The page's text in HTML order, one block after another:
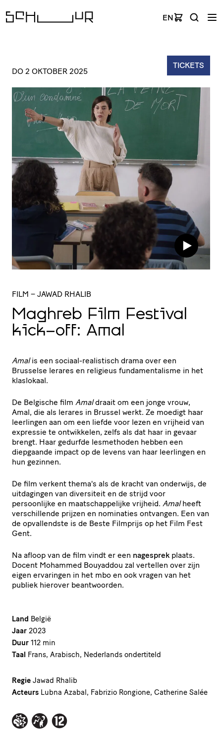
EN
TICKETS
DO 2 OKTOBER 2025
FILM – JAWAD RHALIB
Maghreb Film Festival
kick-off: Amal
Amalis een sociaal-realistisch drama over een
Brusselse lerares en religieus fundamentalisme in het
klaslokaal.
De Belgische film Amaldraait om een jonge vrouw,
Amal, die als lerares in Brussel werkt. Ze moedigt haar
leerlingen aan om een liefde voor lezen en vrijheid van
expressie te ontwikkelen, zelfs als dat haar in gevaar
brengt. Haar gedurfde lesmethoden hebben een
diepgaande impact op de levens van haar leerlingen en
hun gezinnen.
De film verkent thema's als de kracht van onderwijs, de
uitdagingen van diversiteit en de strijd voor
persoonlijke en maatschappelijke vrijheid. Amalheeft
verschillende prijzen en nominaties ontvangen. Een van
de opvallendste is de Beste Filmprijs op het Film Fest
Gent.
Na afloop van de film vindt er een nagesprek plaats.
Docent Mohammed Bouyaddou zal vertellen over zijn
eigen ervaringen in het mbo en ook vragen van het
publiek hierover beantwoorden.
Land België
Jaar 2023
Duur 112 min
Taal Frans, Arabisch, Nederlands ondertiteld
Regie Jawad Rhalib
Acteurs Lubna Azabal, Fabrizio Rongione, Catherine Salée